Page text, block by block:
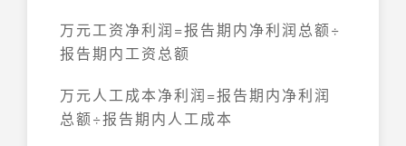
万元工资净利润=报告期内净利润总额÷
报告期内工资总额
万元人工成本净利润=报告期内净利润
总额÷报告期内人工成本